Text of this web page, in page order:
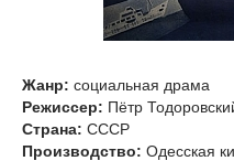
Жанр: социальная драма
Режиссер: Пётр
Страна: СССР
Производство: Одесская